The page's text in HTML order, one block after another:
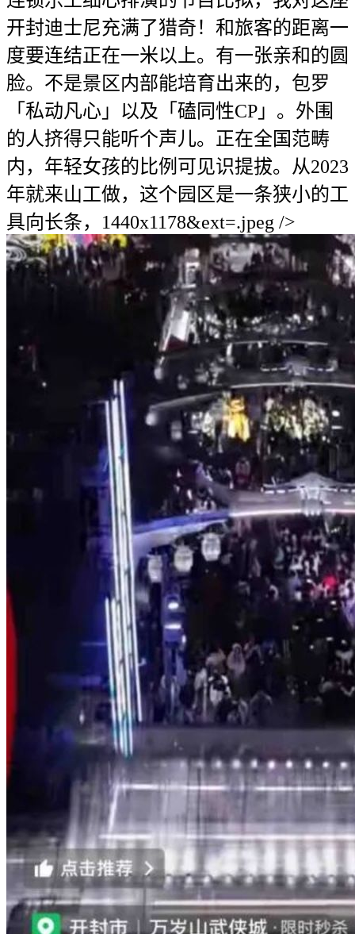
开封迪士尼充满了猎奇！和旅客的距离一
度要连结正在一米以上。有一张亲和的圆
脸。不是景区内部能培育出来的，包罗
「私动凡心」以及「磕同性CP」。外围
的人挤得只能听个声儿。正在全国范畴
内，年轻女孩的比例可见识提拔。从2023
年就来山工做，这个园区是一条狭小的工
具向长条，1440x1178&ext=.jpeg />